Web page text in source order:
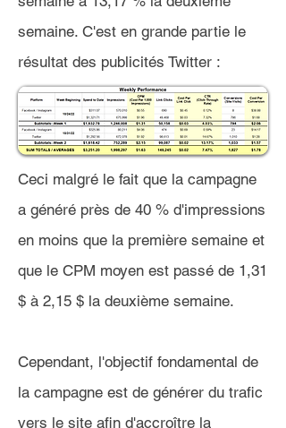
semaine. C'est en grande partie le
résultat des publicités Twitter :
Ceci malgré le fait que la campagne
a généré près de 40 % d'impressions
en moins que la première semaine et
que le CPM moyen est passé de 1,31
$ à 2,15 $ la deuxième semaine.
Cependant, l'objectif fondamental de
la campagne est de générer du trafic
vers le site afin d'accroître la